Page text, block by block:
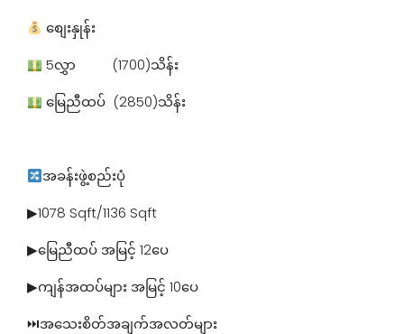
စျေးနှုန်း
5လွှာ (1700)သိန်း
မြေညီထပ် (2850)သိန်း
အခန်းဖွဲ့စည်းပုံ
▶1078 Sqft/1136 Sqft
▶မြေညီထပ် အမြင့် 12ပေ
▶ကျန်အထပ်များ အမြင့် 10ပေ
⏭အသေးစိတ်အချက်အလတ်များ